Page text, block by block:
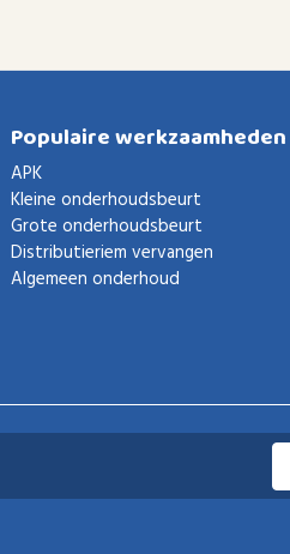
Populaire werkzaamheden
APK
Kleine onderhoudsbeurt
Grote onderhoudsbeurt
Distributieriem vervangen
Algemeen onderhoud